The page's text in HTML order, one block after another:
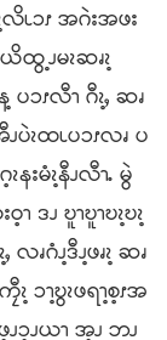
ၥၭ အဂဲးအဖး
ထွ့ၪမၩဆၧၩ့
ၭလီၫ ဂီၩ့ႇ ဆၧ
ပဲၩထၬပၥၭလၧ ပ
းမံၩ့နီၪလီၫႉ မွဲ
ၪ ဎူၫဎူၫဎၩ့ဎၩ့
ၧဂံၪ့ဒီၪ့ဖၧၩ့ ဆၧ
ၥၫ့ဎွၩဖရၫ့စ့ၭအ
ၥ့ၪယၫ အ့ၪ ဘၪ